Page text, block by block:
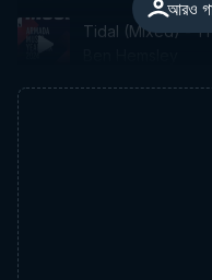
আরও
Tidal (Mixed) -